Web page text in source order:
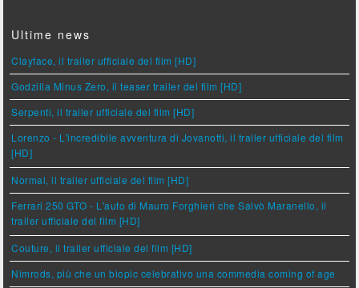
Ultime news
Clayface, il trailer ufficiale del film [HD]
Godzilla Minus Zero, il teaser trailer del film [HD]
Serpenti, il trailer ufficiale del film [HD]
Lorenzo - L'incredibile avventura di Jovanotti, il trailer ufficiale del film
[HD]
Normal, il trailer ufficiale del film [HD]
Ferrari 250 GTO - L'auto di Mauro Forghieri che Salvò Maranello, il
trailer ufficiale del film [HD]
Couture, il trailer ufficiale del film [HD]
Nimrods, più che un biopic celebrativo una commedia coming of age